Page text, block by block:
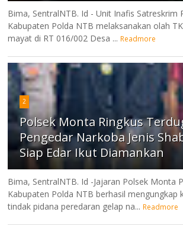
Bima, SentralNTB. Id - Unit Inafis Satreskrim
Kabupaten Polda NTB melaksanakan olah
mayat di RT 016/002 Desa ... Readmore
2
Polsek Monta Ringkus
Pengedar Narkoba Jenis
Siap Edar Ikut Diamankan
Bima, SentralNTB. Id -Jajaran Polsek Monta
Kabupaten Polda NTB berhasil mengungkap
tindak pidana peredaran gelap na... Readmore